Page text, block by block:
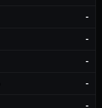
-
-
-
-
-